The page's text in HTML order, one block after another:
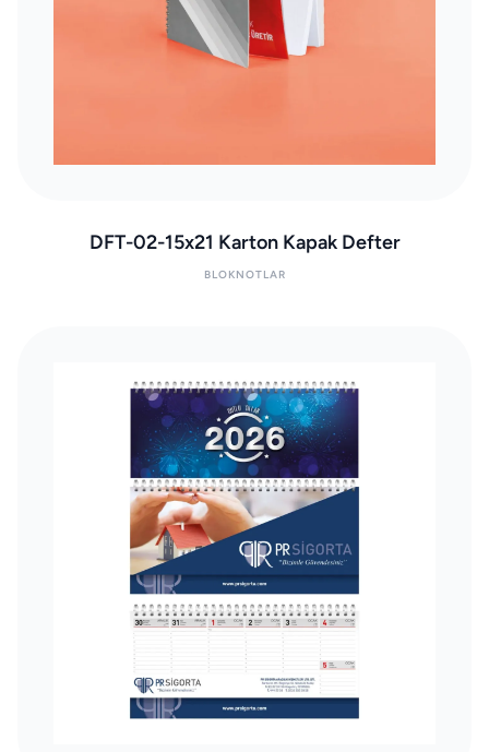
DFT-02-15x21 Karton Kapak Defter
BLOKNOTLAR